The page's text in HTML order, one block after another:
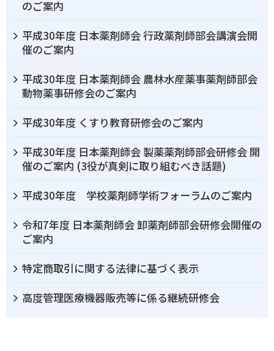
のご案内
平成30年度 日本薬剤師会 行政薬剤師部会講演会開
催のご案内
平成30年度 日本薬剤師会 農林水産薬事薬剤師部会
動物薬事研修会のご案内
平成30年度 くすり教育研修会のご案内
平成30年度 日本薬剤師会 製薬薬剤師部会研修会 開
催のご案内 (3役が真剣に取り組むべき話題)
平成30年度 学校薬剤師学術フォーラムのご案内
令和7年度 日本薬剤師会 卸薬剤師部会研修会開催の
ご案内
特定商取引に関する法律に基づく表示
高度管理医療機器販売等に係る継続研修会